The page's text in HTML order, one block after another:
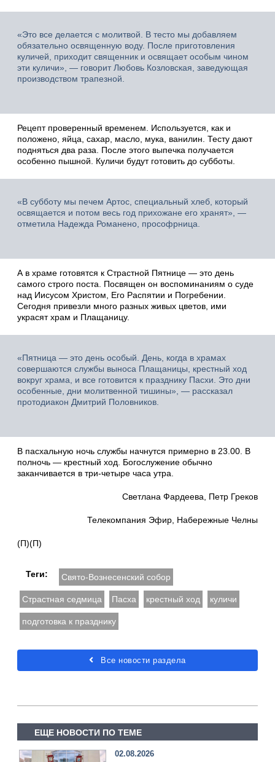
«Это все делается с молитвой. В тесто мы добавляем
обязательно освященную воду. После приготовления
куличей, приходит священник и освящает особым чином
эти куличи», — говорит Любовь Козловская, заведующая
производством трапезной.
Рецепт проверенный временем. Используется, как и
положено, яйца, сахар, масло, мука, ванилин. Тесту дают
подняться два раза. После этого выпечка получается
особенно пышной. Куличи будут готовить до субботы.
«В субботу мы печем Артос, специальный хлеб, который
освящается и потом весь год прихожане его хранят», —
отметила Надежда Романено, прософрница.
А в храме готовятся к Страстной Пятнице — это день
самого строго поста. Посвящен он воспоминаниям о суде
над Иисусом Христом, Его Распятии и Погребении.
Сегодня привезли много разных живых цветов, ими
украсят храм и Плащаницу.
«Пятница — это день особый. День, когда в храмах
совершаются службы выноса Плащаницы, крестный ход
вокруг храма, и все готовится к празднику Пасхи. Это дни
особенные, дни молитвенной тишины», — рассказал
протодиакон Дмитрий Половников.
В пасхальную ночь службы начнутся примерно в 23.00. В
полночь — крестный ход. Богослужение обычно
заканчивается в три-четыре часа утра.
Светлана Фардеева, Петр Греков
Телекомпания Эфир, Набережные Челны
(П)(П)
Теги: Свято-Вознесенский собор
Страстная седмица Пасха крестный ход куличи
подготовка к празднику
Все новости раздела
ЕЩЕ НОВОСТИ ПО ТЕМЕ
02.08.2026